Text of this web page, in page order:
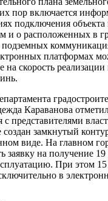
пор включается
подключения объекта
и о расположенных в
подземных
платформах
на скорость
Караванова
с представителями
замкнутый
виде. На главном
заявку на получение 19
При этом 15
в